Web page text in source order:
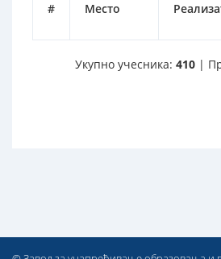
# Место
Укупно учесника: 410 |